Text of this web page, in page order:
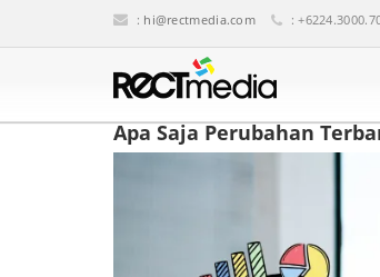
: hi@rectmedia.com :
Apa Saja Perubahan